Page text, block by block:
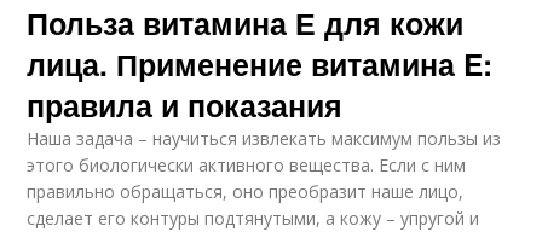
Польза витамина Е для кожи
лица. Применение витамина E:
правила и показания
Наша задача – научиться извлекать максимум пользы из
этого биологически активного вещества. Если с ним
правильно обращаться, оно преобразит наше лицо,
сделает его контуры подтянутыми, а кожу – упругой и